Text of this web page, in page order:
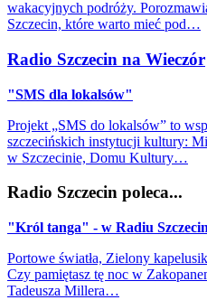
wakacyjnych podróży.
Szczecin, które warto mieć pod…
Radio Szczecin na Wieczór
"SMS dla lokalsów"
Projekt „SMS do lokalsów” to
szczecińskich instytucji kultury:
w Szczecinie, Domu Kultury…
Radio Szczecin poleca...
"Król tanga" - w Radiu Szczecin
Portowe światła, Zielony
Czy pamiętasz tę noc w
Tadeusza Millera…